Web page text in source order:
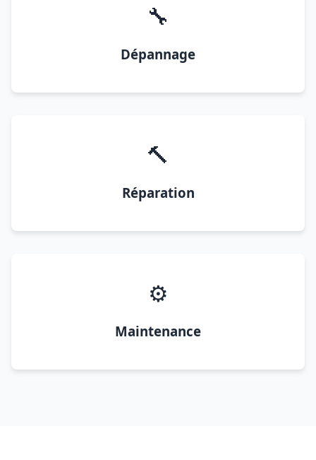
🔧
Dépannage
🔨
Réparation
⚙️
Maintenance